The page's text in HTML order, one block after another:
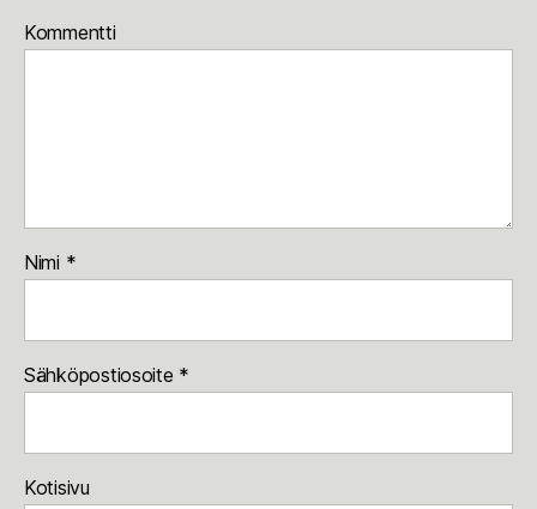
Kommentti
Nimi *
Sähköpostiosoite *
Kotisivu